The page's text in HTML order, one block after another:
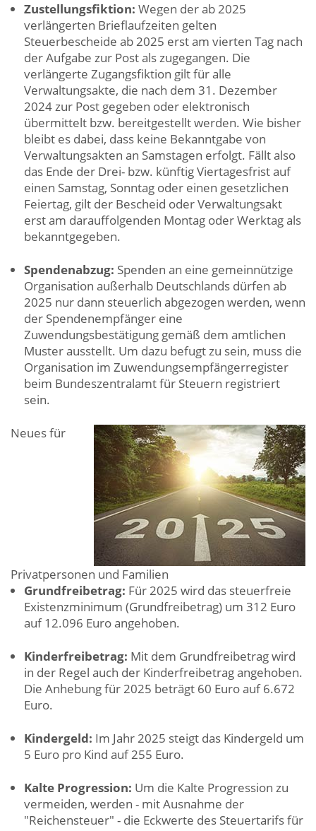
Zustellungsfiktion: Wegen der ab 2025
verlängerten Brieflaufzeiten gelten
Steuerbescheide ab 2025 erst am vierten Tag nach
der Aufgabe zur Post als zugegangen. Die
verlängerte Zugangsfiktion gilt für alle
Verwaltungsakte, die nach dem 31. Dezember
2024 zur Post gegeben oder elektronisch
übermittelt bzw. bereitgestellt werden. Wie bisher
bleibt es dabei, dass keine Bekanntgabe von
Verwaltungsakten an Samstagen erfolgt. Fällt also
das Ende der Drei- bzw. künftig Viertagesfrist auf
einen Samstag, Sonntag oder einen gesetzlichen
Feiertag, gilt der Bescheid oder Verwaltungsakt
erst am darauffolgenden Montag oder Werktag als
bekanntgegeben.
Spendenabzug: Spenden an eine gemeinnützige
Organisation außerhalb Deutschlands dürfen ab
2025 nur dann steuerlich abgezogen werden, wenn
der Spendenempfänger eine
Zuwendungsbestätigung gemäß dem amtlichen
Muster ausstellt. Um dazu befugt zu sein, muss die
Organisation im Zuwendungsempfängerregister
beim Bundeszentralamt für Steuern registriert
sein.
Neues für
Privatpersonen und Familien
Grundfreibetrag: Für 2025 wird das steuerfreie
Existenzminimum (Grundfreibetrag) um 312 Euro
auf 12.096 Euro angehoben.
Kinderfreibetrag: Mit dem Grundfreibetrag wird
in der Regel auch der Kinderfreibetrag angehoben.
Die Anhebung für 2025 beträgt 60 Euro auf 6.672
Euro.
Kindergeld: Im Jahr 2025 steigt das Kindergeld um
5 Euro pro Kind auf 255 Euro.
Kalte Progression: Um die Kalte Progression zu
vermeiden, werden - mit Ausnahme der
"Reichensteuer" - die Eckwerte des Steuertarifs für